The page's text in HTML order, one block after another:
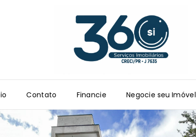
Contato Financie Negocie seu Imóvel